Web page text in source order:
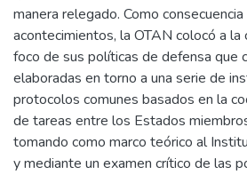
manera relegado. Como
acontecimientos, la OTAN colocó a
foco de sus políticas de defensa que
elaboradas en torno a una serie de
protocolos comunes basados en la
de tareas entre los Estados
tomando como marco teórico al
y mediante un examen crítico de las